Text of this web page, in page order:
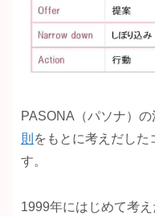
PASONA（パソナ）
則 をもとに考えだし
す。
1999年にはじめて考